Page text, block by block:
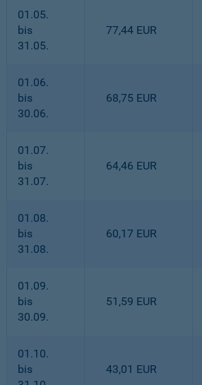
01.05.
bis
31.05.
77,44 EUR
01.06.
bis
30.06.
68,75 EUR
01.07.
bis
31.07.
64,46 EUR
01.08.
bis
31.08.
60,17 EUR
01.09.
bis
30.09.
51,59 EUR
01.10.
bis
43,01 EUR